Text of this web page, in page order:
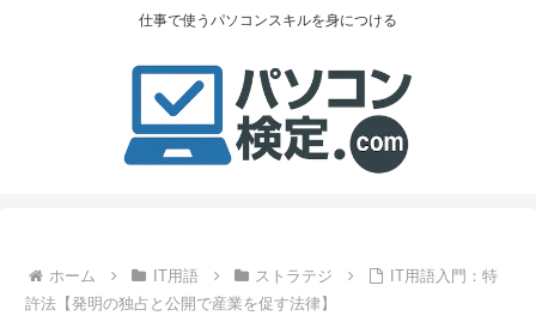
仕事で使うパソコンスキルを身につける
ホーム IT用語 ストラテジ
IT用語入門：特
許法【発明の独占と公開で産業を促す法律】